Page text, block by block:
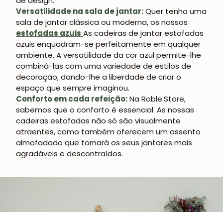
Versatilidade na sala de jantar:Quer tenha uma
sala de jantar clássica ou moderna, os nossos
estofadas azuis As cadeiras de jantar estofadas
azuis enquadram-se perfeitamente em qualquer
ambiente. A versatilidade da cor azul permite-lhe
combiná-las com uma variedade de estilos de
decoração, dando-lhe a liberdade de criar o
espaço que sempre imaginou.
Conforto em cada refeição:Na Roble.Store,
sabemos que o conforto é essencial. As nossas
cadeiras estofadas não só são visualmente
atraentes, como também oferecem um assento
almofadado que tornará os seus jantares mais
agradáveis e descontraídos.